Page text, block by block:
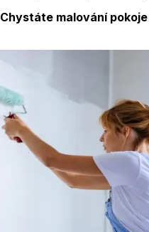
Chystáte malování